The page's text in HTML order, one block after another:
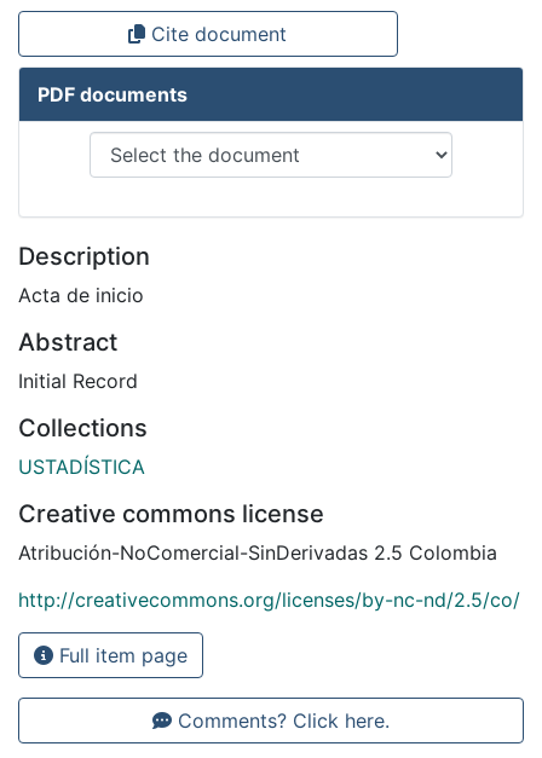
Cite document
PDF documents
Description
Acta de inicio
Abstract
Initial Record
Collections
USTADÍSTICA
Creative commons license
Atribución-NoComercial-SinDerivadas 2.5 Colombia
http://creativecommons.org/licenses/by-nc-nd/2.5/co/
Full item page
Comments? Click here.